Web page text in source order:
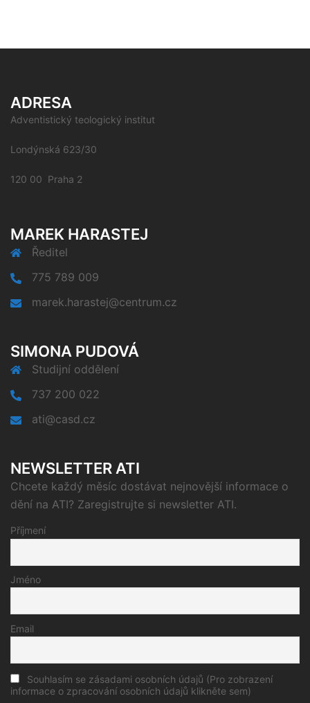
ADRESA
Adventistický teologický institut
Londýnská 623/30
120 00 Praha 2
MAREK HARASTEJ
Ředitel
775 789 009
marek.harastej@centrum.cz
SIMONA PUDOVÁ
Studijní oddělení
737 200 022
ati@casd.cz
NEWSLETTER ATI
Chcete každý měsíc dostávat nejnovější informace o
dění na ATI? Zaregistrujte si newsletter ATI.
Příjmení
Jméno
Email
Souhlasím se zásadami osobních údajů (Pro zobrazení
informace o zpracování osobních údajů klikněte sem)